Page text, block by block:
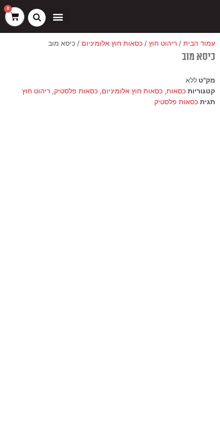
0
עגלת
קניות
עמוד הבית / ריהוט חוץ / כסאות חוץ אלומיניום / כיסא מוב
כיסא מוב
מק"ט ללא
קטגוריות כסאות, כסאות חוץ אלומיניום, כסאות פלסטיק, ריהוט חוץ
תגית כסאות פלסטיק